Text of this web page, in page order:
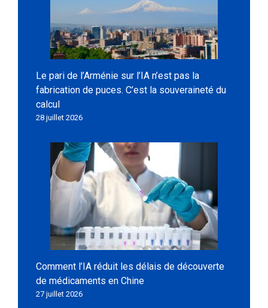
Le pari de l’Arménie sur l’IA n’est pas la
fabrication de puces. C’est la souveraineté du
calcul
28 juillet 2026
Comment l’IA réduit les délais de découverte
de médicaments en Chine
27 juillet 2026